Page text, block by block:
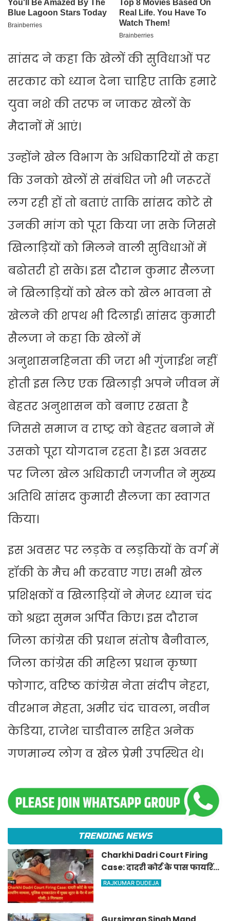
सांसद ने कहा कि खेलों की सुविधाओं पर
सरकार को ध्यान देना चाहिए ताकि हमारे
युवा नशे की तरफ न जाकर खेलों के
मैदानों में आएं।
उन्होंने खेल विभाग के अधिकारियों से कहा
कि उनको खेलों से संबंधित जो भी जरूरतें
लग रही हों तो बताएं ताकि सांसद कोटे से
उनकी मांग को पूरा किया जा सके जिससे
खिलाड़ियों को मिलने वाली सुविधाओं में
बढोतरी हो सके। इस दौरान कुमार सैलजा
ने खिलाड़ियों को खेल को खेल भावना से
खेलने की शपथ भी दिलाई। सांसद कुमारी
सैलजा ने कहा कि खेलों में
अनुशासनहिनता की जरा भी गुंजाईश नहीं
होती इस लिए एक खिलाड़ी अपने जीवन में
बेहतर अनुशासन को बनाए रखता है
जिससे समाज व राष्ट्र को बेहतर बनाने में
उसको पूरा योगदान रहता है। इस अवसर
पर जिला खेल अधिकारी जगजीत ने मुख्य
अतिथि सांसद कुमारी सैलजा का स्वागत
किया।
इस अवसर पर लड़के व लड़कियों के वर्ग में
हॉकी के मैच भी करवाए गए। सभी खेल
प्रशिक्षकों व खिलाड़ियों ने मेजर ध्यान चंद
को श्रद्धा सुमन अर्पित किए। इस दौरान
जिला कांग्रेस की प्रधान संतोष बैनीवाल,
जिला कांग्रेस की महिला प्रधान कृष्णा
फोगाट, वरिष्ठ कांग्रेस नेता संदीप नेहरा,
वीरभान मेहता, अमीर चंद चावला, नवीन
केडिया, राजेश चाडीवाल सहित अनेक
गणमान्य लोग व खेल प्रेमी उपस्थित थे।
TRENDING NEWS
Charkhi Dadri Court Firing
Case: दादरी कोर्ट के पास फायरिंग
मामला, पुलिस एनकाउंटर में मुख्य
RAJKUMAR DUDEJA